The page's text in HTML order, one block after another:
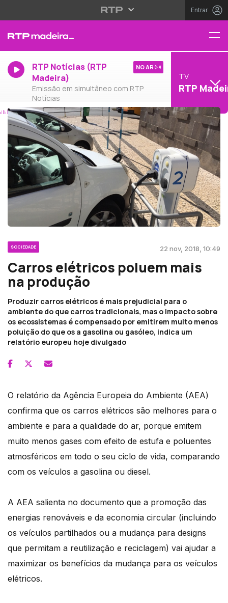
Entrar
RTP Notícias (RTP
Madeira)
Emissão em simultâneo com RTP
Notícias
NO AR
TV
RTP
SOCIEDADE 22 nov, 2018, 10:49
Carros elétricos poluem mais
na produção
Produzir carros elétricos é mais prejudicial para o
ambiente do que carros tradicionais, mas o impacto sobre
os ecossistemas é compensado por emitirem muito menos
poluição do que os a gasolina ou gasóleo, indica um
relatório europeu hoje divulgado
O relatório da Agência Europeia do Ambiente (AEA)
confirma que os carros elétricos são melhores para o
ambiente e para a qualidade do ar, porque emitem
muito menos gases com efeito de estufa e poluentes
atmosféricos em todo o seu ciclo de vida, comparando
com os veículos a gasolina ou diesel.
A AEA salienta no documento que a promoção das
energias renováveis e da economia circular (incluindo
os veículos partilhados ou a mudança para designs
que permitam a reutilização e reciclagem) vai ajudar a
maximizar os benefícios da mudança para os veículos
elétricos.